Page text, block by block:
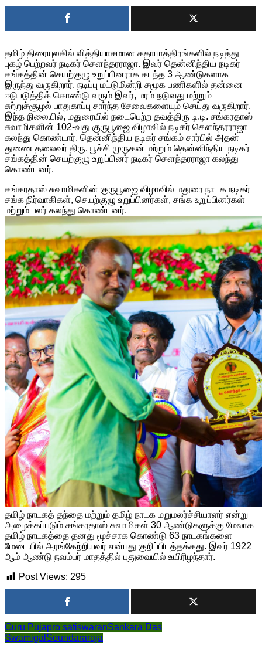
தமிழ் திரையுலகில் வித்தியாசமான கதாபாத்திரங்களில் நடித்து
புகழ் பெற்றவர் நடிகர் சௌந்தரராஜா. இவர் தென்னிந்திய நடிகர்
சங்கத்தின் செயற்குழு உறுப்பினராக கடந்த 3 ஆண்டுகளாக
இருந்து வருகிறார். நடிப்பு மட்டுமின்றி சமூக பணிகளில் தன்னை
ஈடுபடுத்திக் கொண்டு வரும் இவர், மரம் நடுவது மற்றும்
சுற்றுச்சூழல் பாதுகாப்பு சார்ந்த சேவைகளையும் செய்து வருகிறார்.
இந்த நிலையில், மதுரையில் நடைபெற்ற தவத்திரு டி.டி. சங்கரதாஸ்
சுவாமிகளின் 102-வது குருபூஜை விழாவில் நடிகர் சௌந்தரராஜா
கலந்து கொண்டார். தென்னிந்திய நடிகர் சங்கம் சார்பில் அதன்
துணை தலைவர் திரு. பூச்சி முருகன் மற்றும் தென்னிந்திய நடிகர்
சங்கத்தின் செயற்குழு உறுப்பினர் நடிகர் சௌந்தரராஜா கலந்து
கொண்டனர்.
சங்கரதாஸ் சுவாமிகளின் குருபூஜை விழாவில் மதுரை நாடக நடிகர்
சங்க நிர்வாகிகள், செயற்குழு உறுப்பினர்கள், சங்க உறுப்பினர்கள்
மற்றும் பலர் கலந்து கொண்டனர்.
தமிழ் நாடகத் தந்தை மற்றும் தமிழ் நாடக மறுமலர்ச்சியாளர் என்று
அழைக்கப்படும் சங்கரதாஸ் சுவாமிகள் 30 ஆண்டுகளுக்கு மேலாக
தமிழ் நாடகத்தை தனது மூச்சாக கொண்டு 63 நாடகங்களை
மேடையில் அரங்கேற்றியவர் என்பது குறிப்பிடத்தக்கது. இவர் 1922
ஆம் ஆண்டு நவம்பர் மாதத்தில் புதுவையில் உயிரிழந்தார்.
Post Views: 295
Guru Pujapro satiswaranSankara Das
Swamigal Soundararaja